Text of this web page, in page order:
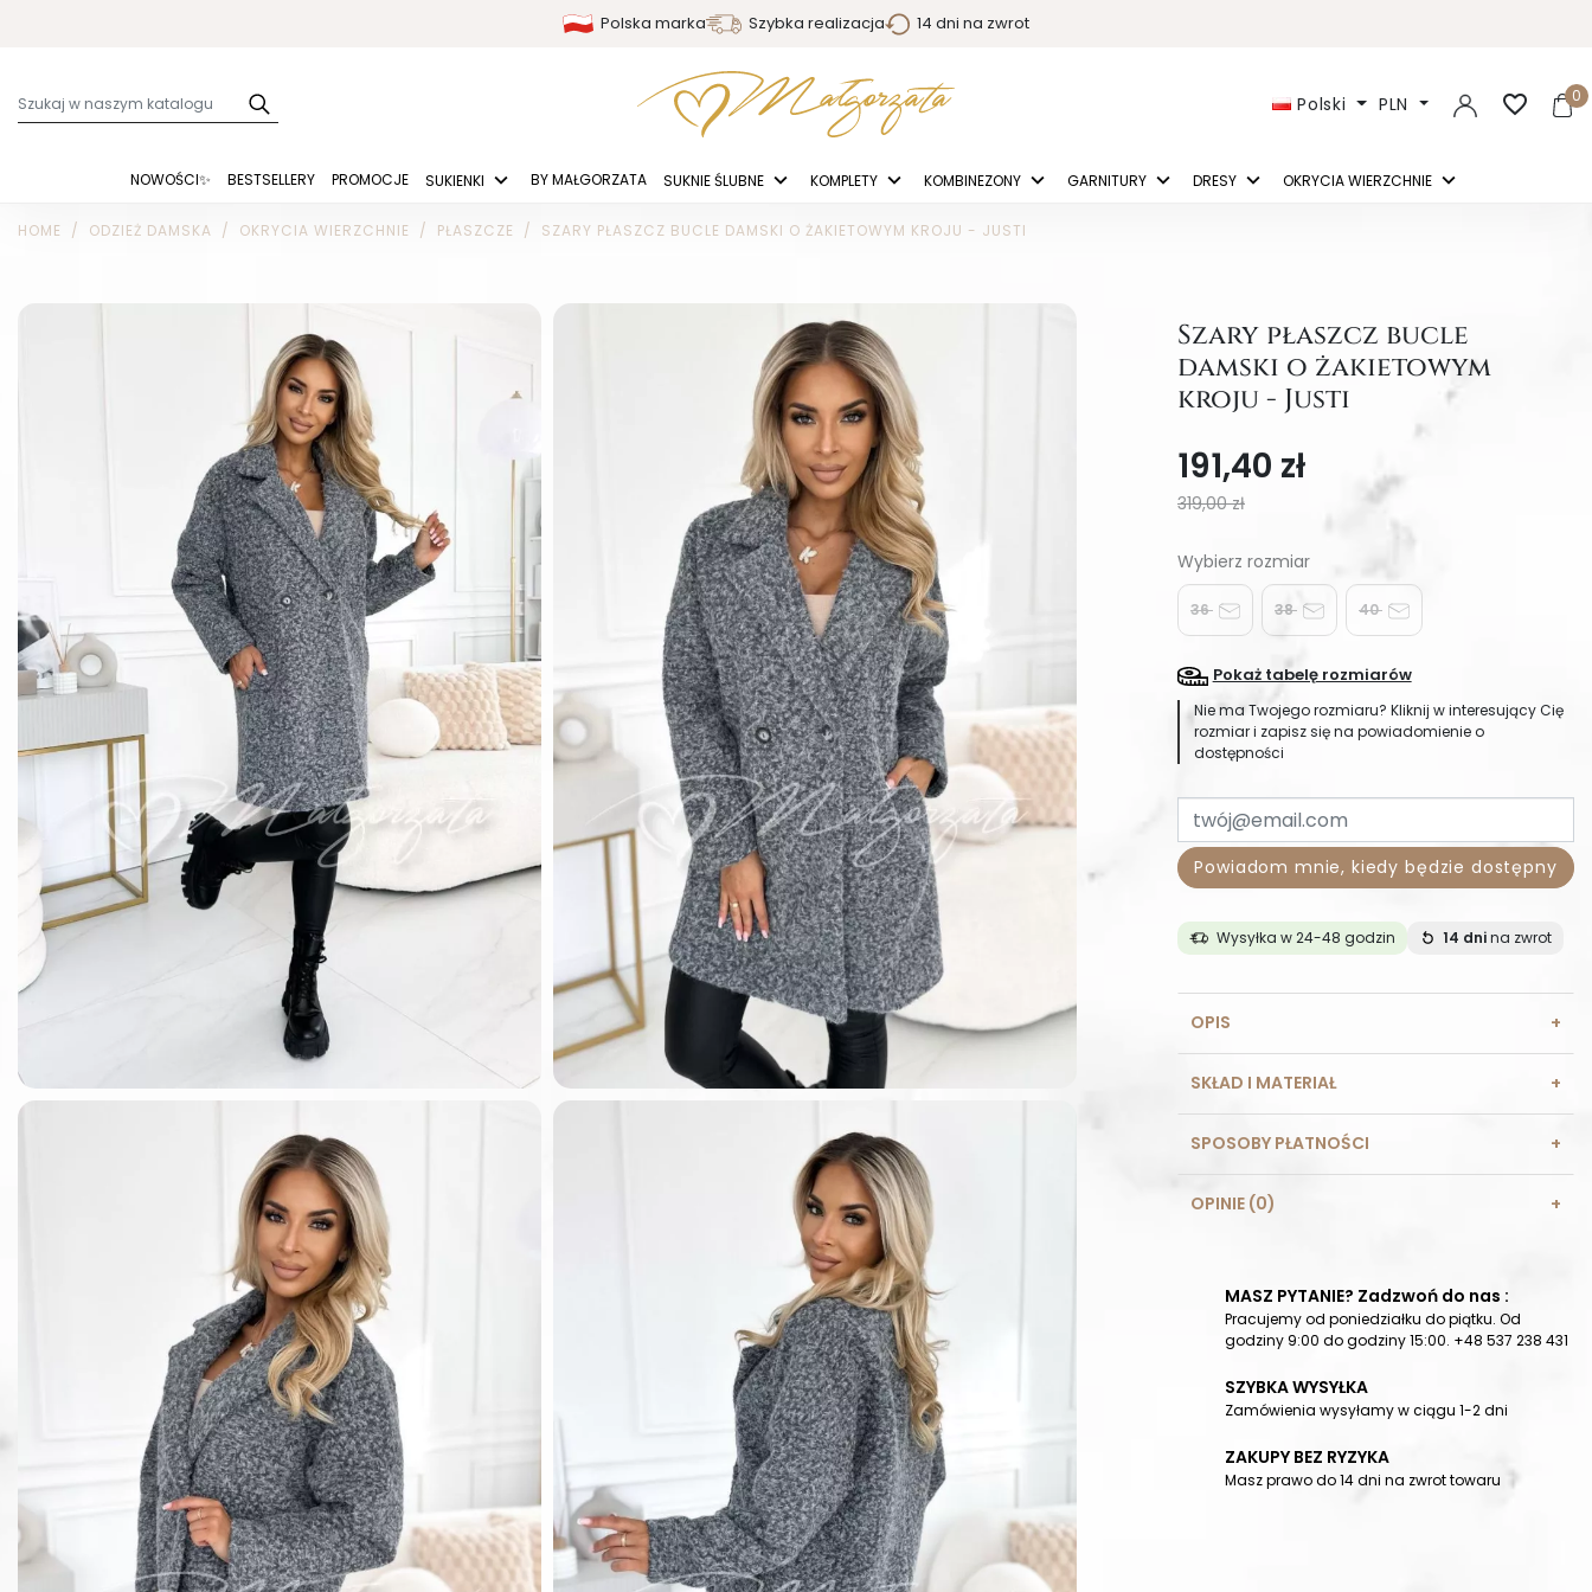
Polska marka Szybka realizacja 14 dni na zwrot
Polski PLN 0
favorite_border
NOWOŚCI✨ BESTSELLERY PROMOCJE SUKIENKI BY MAŁGORZATA SUKNIE ŚLUBNE KOMPLETY KOMBINEZONY GARNITURY DRESY OKRYCIA WIERZCHNIE
HOME ODZIEŻ DAMSKA OKRYCIA WIERZCHNIE PŁASZCZE SZARY PŁASZCZ BUCLE DAMSKI O ŻAKIETOWYM KROJU - JUSTI
Szary płaszcz bucle
damski o żakietowym
kroju - Justi
191,40 zł
319,00 zł
36 38 40
Pokaż tabelę rozmiarów
Nie ma Twojego rozmiaru? Kliknij w interesujący Cię
rozmiar i zapisz się na powiadomienie o
dostępności
Powiadom mnie, kiedy będzie dostępny
Wysyłka w 24-48 godzin 14 dnina zwrot
OPIS
SKŁAD I MATERIAŁ
SPOSOBY PŁATNOŚCI
OPINIE (0)
MASZ PYTANIE? Zadzwoń do nas :
Pracujemy od poniedziałku do piątku. Od
godziny 9:00 do godziny 15:00. +48 537 238 431
SZYBKA WYSYŁKA
Zamówienia wysyłamy w ciągu 1-2 dni
ZAKUPY BEZ RYZYKA
Masz prawo do 14 dni na zwrot towaru